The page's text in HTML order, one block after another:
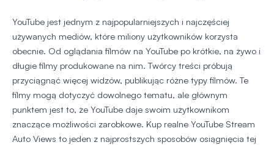
YouTube jest jednym z najpopularniejszych i najczęściej
używanych mediów, które miliony użytkowników korzysta
obecnie. Od oglądania filmów na YouTube po krótkie, na żywo i
długie filmy produkowane na nim. Twórcy treści próbują
przyciągnąć więcej widzów, publikując różne typy filmów. Te
filmy mogą dotyczyć dowolnego tematu, ale głównym
punktem jest to, że YouTube daje swoim użytkownikom
znaczące możliwości zarobkowe. Kup realne YouTube Stream
Auto Views to jeden z najprostszych sposobów osiągnięcia tej